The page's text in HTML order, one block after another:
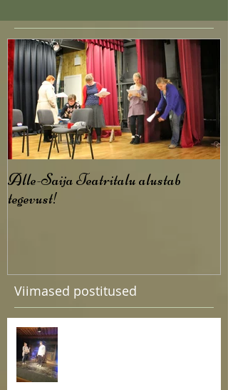
Alle-Saija Teatritalu alustab
tegevust!
Viimased postitused